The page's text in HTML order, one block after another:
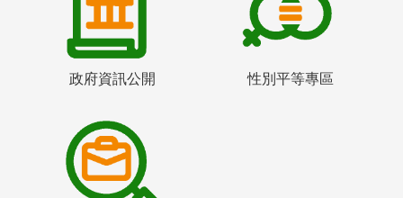
政府資訊公開 性別平等專區